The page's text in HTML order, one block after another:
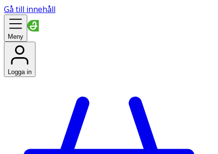
Gå till innehåll
Meny
Logga in